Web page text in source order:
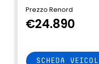
Prezzo Renord
€24.890
SCHEDA